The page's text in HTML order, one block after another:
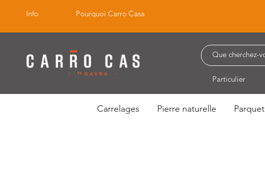
Info Pourquoi Carro Casa
Particulier
Carrelages Pierre naturelle Parquet